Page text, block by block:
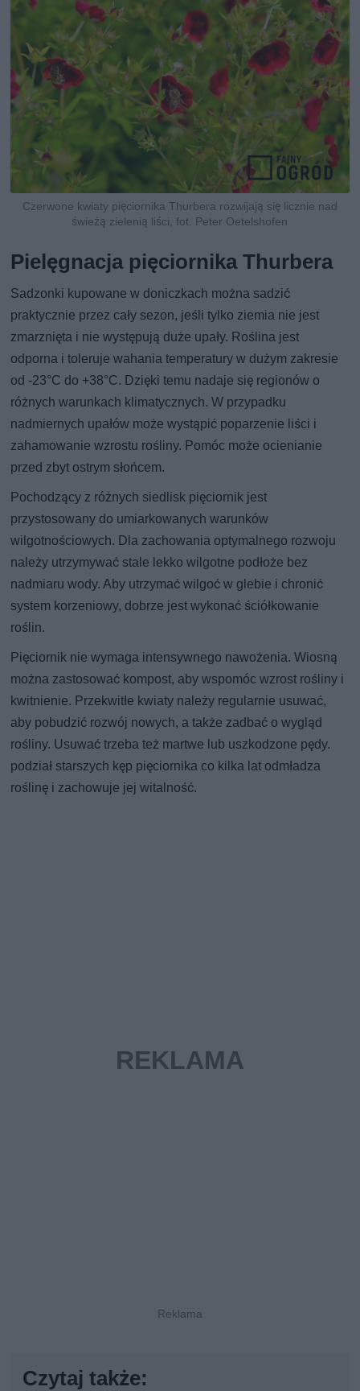
Czerwone kwiaty pięciornika Thurbera rozwijają się licznie nad
świeżą zielenią liści, fot. Peter Oetelshofen
Pielęgnacja pięciornika Thurbera
Sadzonki kupowane w doniczkach można sadzić
praktycznie przez cały sezon, jeśli tylko ziemia nie jest
zmarznięta i nie występują duże upały. Roślina jest
odporna i toleruje wahania temperatury w dużym zakresie
od -23°C do +38°C. Dzięki temu nadaje się regionów o
różnych warunkach klimatycznych. W przypadku
nadmiernych upałów może wystąpić poparzenie liści i
zahamowanie wzrostu rośliny. Pomóc może ocienianie
przed zbyt ostrym słońcem.
Pochodzący z różnych siedlisk pięciornik jest
przystosowany do umiarkowanych warunków
wilgotnościowych. Dla zachowania optymalnego rozwoju
należy utrzymywać stale lekko wilgotne podłoże bez
nadmiaru wody. Aby utrzymać wilgoć w glebie i chronić
system korzeniowy, dobrze jest wykonać ściółkowanie
roślin.
Pięciornik nie wymaga intensywnego nawożenia. Wiosną
można zastosować kompost, aby wspomóc wzrost rośliny i
kwitnienie. Przekwitłe kwiaty należy regularnie usuwać,
aby pobudzić rozwój nowych, a także zadbać o wygląd
rośliny. Usuwać trzeba też martwe lub uszkodzone pędy.
podział starszych kęp pięciornika co kilka lat odmładza
roślinę i zachowuje jej witalność.
Czytaj także: